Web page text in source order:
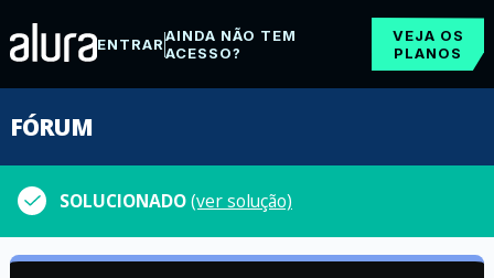
ENTRARAINDA NÃO TEM
ACESSO?
VEJA OS
PLANOS
FÓRUM
SOLUCIONADO(ver solução)